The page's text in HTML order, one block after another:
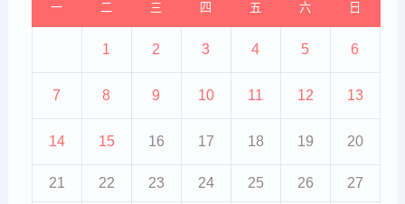
一 二 三 四 五 六 日
1 2 3 4 5 6
7 8 9 10 11 12 13
14 15 16 17 18 19 20
21 22 23 24 25 26 27